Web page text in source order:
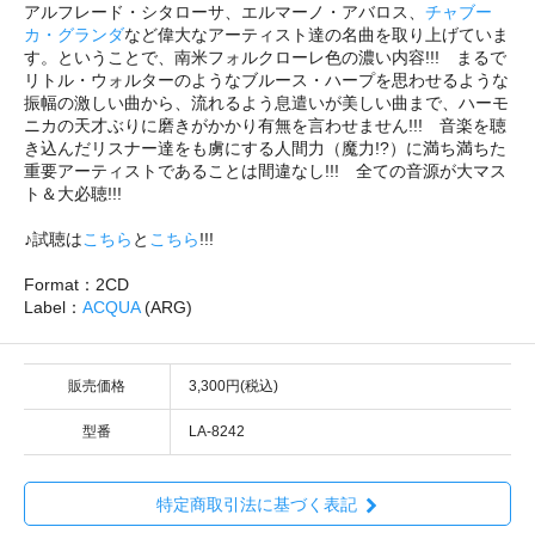
アルフレード・シタローサ、エルマーノ・アバロス、 チャブー
カ・グランダなど偉大なアーティスト達の名曲を取り上げていま
す。ということで、南米フォルクローレ色の濃い内容!!! まるで
リトル・ウォルターのようなブルース・ハープを思わせるような
振幅の激しい曲から、流れるよう息遣いが美しい曲まで、ハーモ
ニカの天才ぶりに磨きがかかり有無を言わせません!!! 音楽を聴
き込んだリスナー達をも虜にする人間力（魔力!?）に満ち満ちた
重要アーティストであることは間違なし!!! 全ての音源が大マス
ト＆大必聴!!!
♪試聴はこちら と こちら!!!
Format：2CD
Label： ACQUA(ARG)
販売価格 3,300円(税込)
型番 LA-8242
特定商取引法に基づく表記